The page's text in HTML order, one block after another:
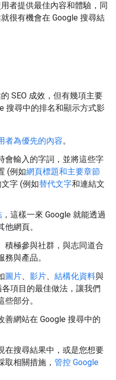
者提供最佳內容和體驗，同
很有機會在 Google 搜尋結
SEO 成效，但有幾項主要
搜尋中的排名和顯示方式影
者為優先的內容。
會輸入的字詞，並將這些字
(例如網頁標題和主要章節
字 (例如替代文字和連結文
，這樣一來 Google 就能透過
網頁。
積極參與社群，與志同道合
與產品。
圖片、 影片、 結構化資料與
各項目的最佳做法，讓我們
部分。
善網站在 Google 搜尋中的
在搜尋結果中，或是您想要
取相關措施， 管控 Google